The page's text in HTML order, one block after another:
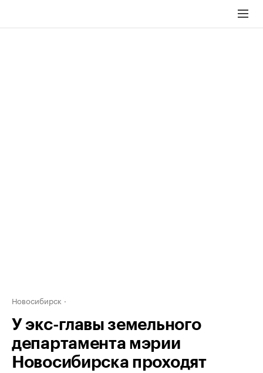
Новосибирск
У экс-главы земельного
департамента мэрии
Новосибирска проходят